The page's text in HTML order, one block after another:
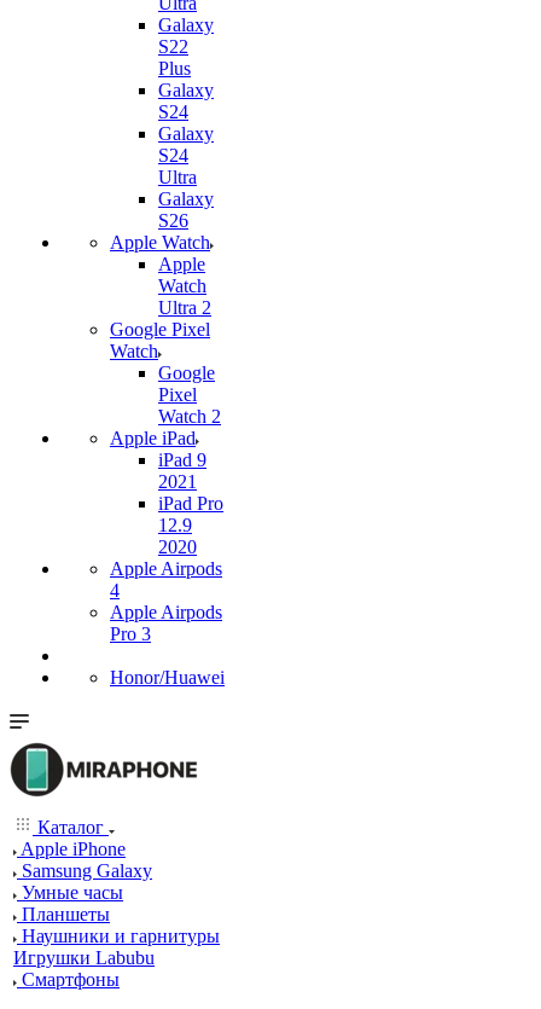
Galaxy
S22
Plus
Galaxy
S24
Galaxy
S24
Ultra
Galaxy
S26
Apple Watch
Apple
Watch
Ultra 2
Google Pixel
Watch
Google
Pixel
Watch 2
Apple iPad
iPad 9
2021
iPad Pro
12.9
2020
Apple Airpods
4
Apple Airpods
Pro 3
Honor/Huawei
Каталог
Apple iPhone
Samsung Galaxy
Умные часы
Планшеты
Наушники и гарнитуры
Игрушки Labubu
Смартфоны